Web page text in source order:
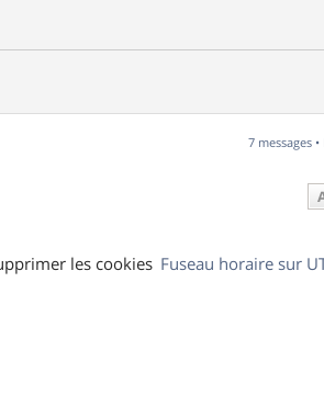
7 messages •
Fuseau horaire sur
les cookies